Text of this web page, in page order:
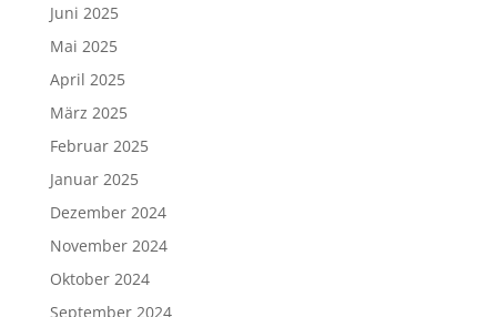
Juni 2025
Mai 2025
April 2025
März 2025
Februar 2025
Januar 2025
Dezember 2024
November 2024
Oktober 2024
September 2024